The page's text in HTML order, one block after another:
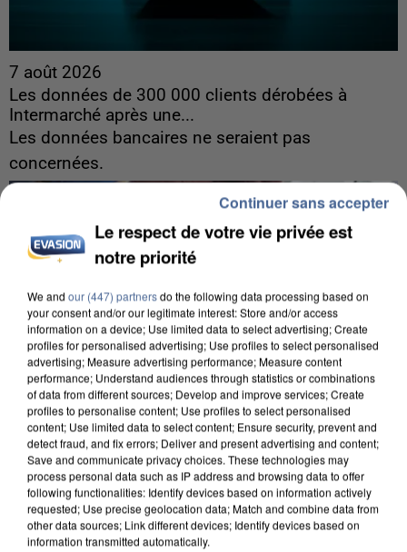
7 août 2026
Les données de 300 000 clients dérobées à
Intermarché après une...
Les données bancaires ne seraient pas
concernées.
7 août 2026
Un second cadre de la DZ Mafia interpellé en
Algérie
Le respect de votre vie privée est
notre priorité
We and our (447) partnersdo the following data processing based on
your consent and/or our legitimate interest: Store and/or access
information on a device; Use limited data to select advertising; Create
profiles for personalised advertising; Use profiles to select personalised
advertising; Measure advertising performance; Measure content
performance; Understand audiences through statistics or combinations
of data from different sources; Develop and improve services; Create
profiles to personalise content; Use profiles to select personalised
content; Use limited data to select content; Ensure security, prevent and
detect fraud, and fix errors; Deliver and present advertising and content;
Save and communicate privacy choices. These technologies may
process personal data such as IP address and browsing data to offer
following functionalities: Identify devices based on information actively
requested; Use precise geolocation data; Match and combine data from
other data sources; Link different devices; Identify devices based on
information transmitted automatically.
Continuer sans accepter